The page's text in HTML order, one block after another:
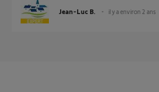
Jean-Luc B. il y a environ 2 ans